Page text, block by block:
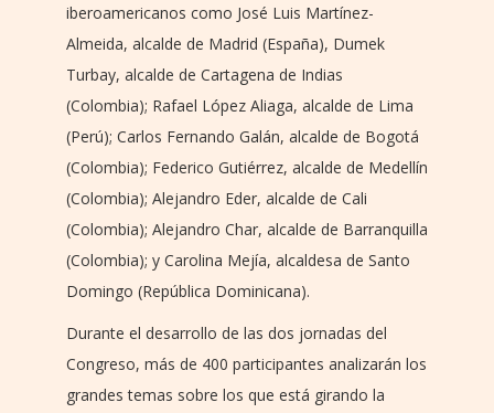
iberoamericanos como José Luis Martínez-
Almeida, alcalde de Madrid (España), Dumek
Turbay, alcalde de Cartagena de Indias
(Colombia); Rafael López Aliaga, alcalde de Lima
(Perú); Carlos Fernando Galán, alcalde de Bogotá
(Colombia); Federico Gutiérrez, alcalde de Medellín
(Colombia); Alejandro Eder, alcalde de Cali
(Colombia); Alejandro Char, alcalde de Barranquilla
(Colombia); y Carolina Mejía, alcaldesa de Santo
Domingo (República Dominicana).
Durante el desarrollo de las dos jornadas del
Congreso, más de 400 participantes analizarán los
grandes temas sobre los que está girando la